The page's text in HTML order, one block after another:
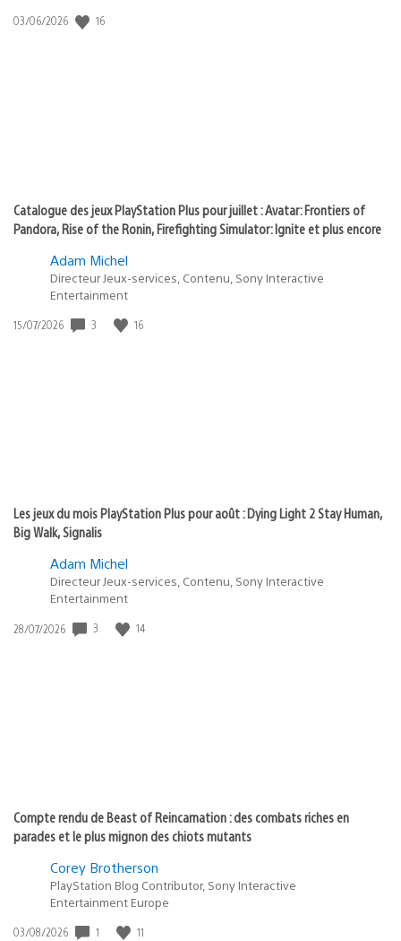
:
Date
03/06/2026 16
Catalogue des jeux PlayStation Plus pour juillet : Avatar: Frontiers of
Pandora, Rise of the Ronin, Firefighting Simulator: Ignite et plus encore
Adam Michel
Directeur Jeux-services, Contenu, Sony Interactive
Entertainment
Date
15/07/2026 3 16
Les jeux du mois PlayStation Plus pour août : Dying Light 2 Stay Human,
Big Walk, Signalis
Adam Michel
Directeur Jeux-services, Contenu, Sony Interactive
Entertainment
Date
28/07/2026 3 14
Compte rendu de Beast of Reincarnation : des combats riches en
parades et le plus mignon des chiots mutants
Corey Brotherson
PlayStation Blog Contributor, Sony Interactive
Entertainment Europe
Date
03/08/2026 1 11